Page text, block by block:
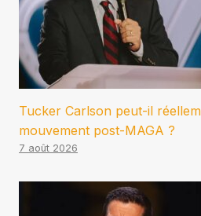
Tucker Carlson peut-il
mouvement post-MAGA ?
7 août 2026